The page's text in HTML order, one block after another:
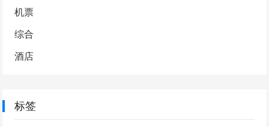
机票
综合
酒店
标签